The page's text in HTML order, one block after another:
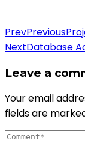
PrevPrevious
NextDatabase
Leave a
Your email
fields are